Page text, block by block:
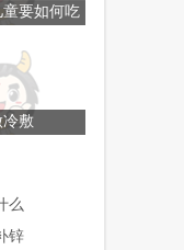
要如何吃
冷敷
么
锌